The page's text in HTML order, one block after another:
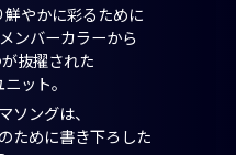
やかに彩るために
ンバーカラーから
抜擢された
ット。
ソングは、
ために書き下ろした